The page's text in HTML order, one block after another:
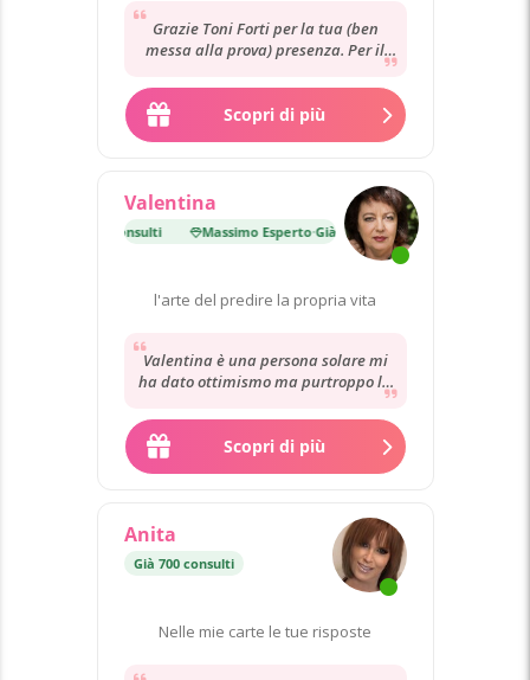
Grazie Toni Forti per la tua (ben
messa alla prova) presenza. Per il
supporto e per ogni previsione che
mi ha...
Scopri di più
Valentina
Già 14 000 consulti Massimo Esperto·Già 14 000 consulti
l'arte del predire la propria vita
Valentina è una persona solare mi
ha dato ottimismo ma purtroppo la
capire...
Scopri di più
Anita
Già 700 consulti
Nelle mie carte le tue risposte